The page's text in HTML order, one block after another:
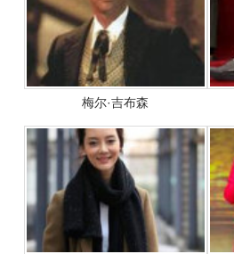
梅尔·吉布森